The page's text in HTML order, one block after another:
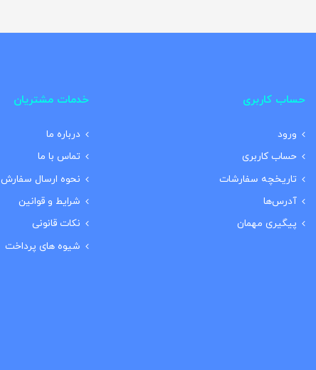
حساب کاربری
ورود
حساب کاربری
تاریخچه سفارشات
آدرس‌ها
پیگیری مهمان
خدمات مشتریان
درباره ما
تماس با ما
نحوه ارسال سفارش
شرایط و قوانین
نکات قانونی
شیوه های پرداخت